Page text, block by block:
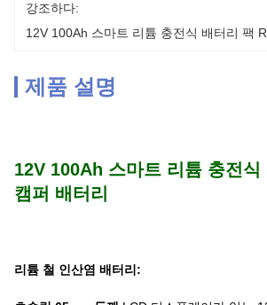
강조하다:
12V 100Ah 스마트 리튬 충전식 배터리 팩
제품 설명
12V 100Ah 스마트 리튬 충전식
캠퍼 배터리
리튬 철 인산염 배터리: